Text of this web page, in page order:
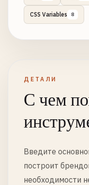
CSS Variables 8
ДЕТАЛИ
С чем
Введите
построит
необходимости